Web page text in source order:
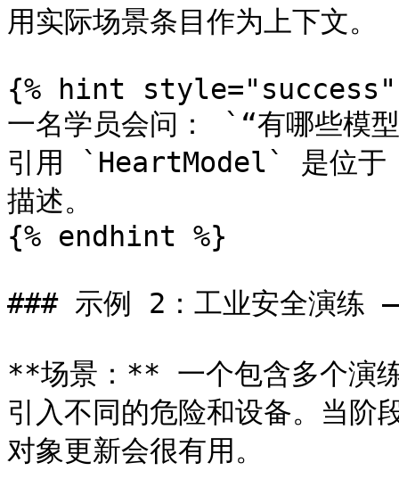
用实际场景条目作为上下文。
{% hint style="success"
一名学员会问： `“有哪些模
引用 `HeartModel` 是位
描述。
{% endhint %}
### 示例 2：工业安全演练
**场景：** 一个包含多个演
引入不同的危险和设备。当阶
对象更新会很有用。